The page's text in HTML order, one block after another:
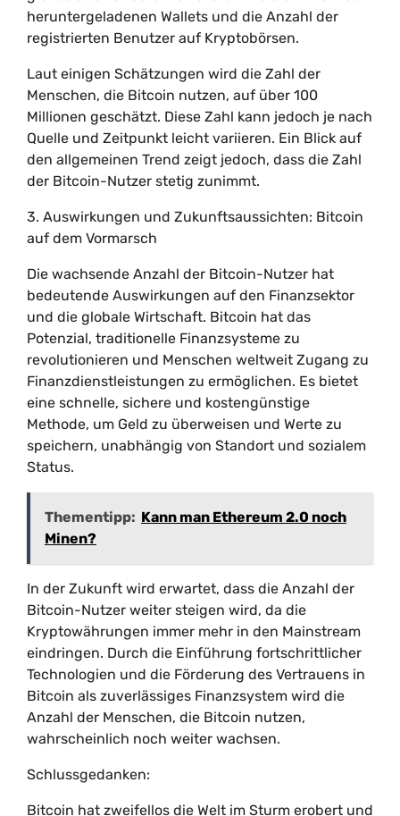
heruntergeladenen Wallets und die Anzahl der
registrierten Benutzer auf Kryptobörsen.
Laut einigen Schätzungen wird die Zahl der
Menschen, die Bitcoin nutzen, auf über 100
Millionen geschätzt. Diese Zahl kann jedoch je nach
Quelle und Zeitpunkt leicht variieren. Ein Blick auf
den allgemeinen Trend zeigt jedoch, dass die Zahl
der Bitcoin-Nutzer stetig zunimmt.
3. Auswirkungen und Zukunftsaussichten: Bitcoin
auf dem Vormarsch
Die wachsende Anzahl der Bitcoin-Nutzer hat
bedeutende Auswirkungen auf den Finanzsektor
und die globale Wirtschaft. Bitcoin hat das
Potenzial, traditionelle Finanzsysteme zu
revolutionieren und Menschen weltweit Zugang zu
Finanzdienstleistungen zu ermöglichen. Es bietet
eine schnelle, sichere und kostengünstige
Methode, um Geld zu überweisen und Werte zu
speichern, unabhängig von Standort und sozialem
Status.
Thementipp: Kann man Ethereum 2.0 noch
Minen?
In der Zukunft wird erwartet, dass die Anzahl der
Bitcoin-Nutzer weiter steigen wird, da die
Kryptowährungen immer mehr in den Mainstream
eindringen. Durch die Einführung fortschrittlicher
Technologien und die Förderung des Vertrauens in
Bitcoin als zuverlässiges Finanzsystem wird die
Anzahl der Menschen, die Bitcoin nutzen,
wahrscheinlich noch weiter wachsen.
Schlussgedanken:
Bitcoin hat zweifellos die Welt im Sturm erobert und